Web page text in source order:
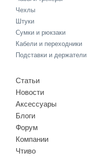
Чехлы
Штуки
Сумки и рюкзаки
Кабели и переходники
Подставки и держатели
Статьи
Новости
Аксессуары
Блоги
Форум
Компании
Чтиво